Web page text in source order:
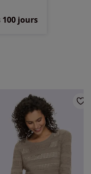
jours